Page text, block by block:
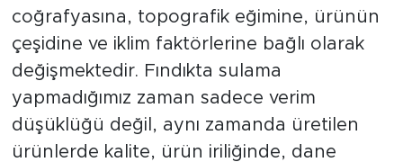
coğrafyasına, topografik eğimine, ürünün
çeşidine ve iklim faktörlerine bağlı olarak
değişmektedir. Fındıkta sulama
yapmadığımız zaman sadece verim
düşüklüğü değil, aynı zamanda üretilen
ürünlerde kalite, ürün iriliğinde, dane